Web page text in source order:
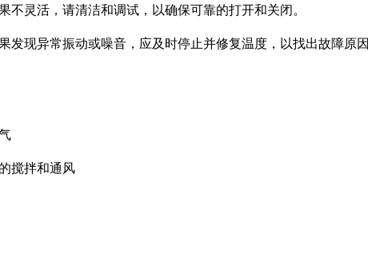
不灵活，请清洁和调试，以确保可靠的打开和关闭。
发现异常振动或噪音，应及时停止并修复温度，以找出故障原因
搅拌和通风